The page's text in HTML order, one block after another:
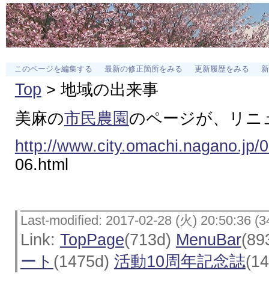
このページを編集する 最新の修正箇所をみる 更新履歴をみる
Top > 地域の出来事
美麻の市民農園 のページが、リ
http://www.city.omachi.nagano.jp/
06.html
Last-modified: 2017-02-28 (火) 20:50:36
Link: TopPage(713d) MenuBar
ート (1475d) 活動10周年記念誌